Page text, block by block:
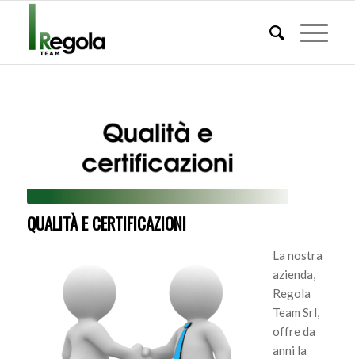
QUALITÀ E CERTIFICAZIONI
La nostra
azienda,
Regola
Team Srl,
offre da
anni la